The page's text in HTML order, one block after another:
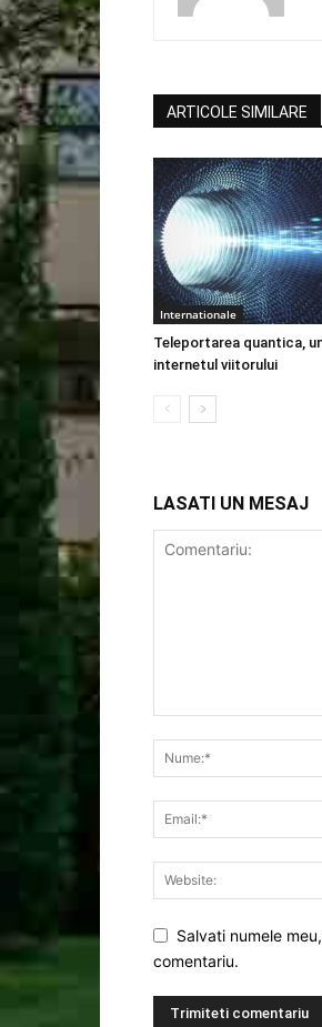
ARTICOLE SIMILARE
Internationale
Teleportarea quantica,
internetul viitorului
LASATI UN MESAJ
Salvati numele
comentariu.